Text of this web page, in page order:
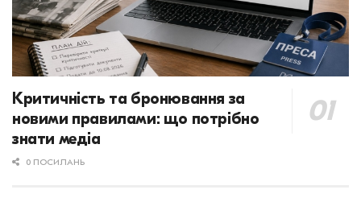
Критичність та бронювання за
новими правилами: що потрібно
знати медіа
0 ПОСИЛАНЬ